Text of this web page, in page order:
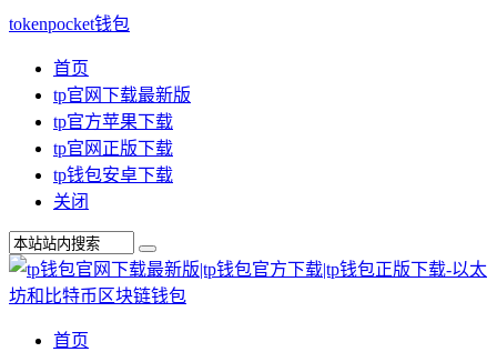
tokenpocket钱包
首页
tp官网下载最新版
tp官方苹果下载
tp官网正版下载
tp钱包安卓下载
关闭
首页